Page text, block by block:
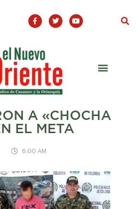
F
a
c
o
o
-
T
w
i
Y
o
u
A «CHOCHA
EL META
6:00 AM